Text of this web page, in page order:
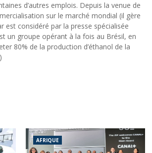
Unknown-Jul 01 2026
Economie hôtelière : la connectivité comme
Unknown-Jun 27 2026
Pays du Golfe : nouveau paradigme,
Unknown-Jun 22 2026
Neutralité carbone : les "Iles Vanille"
Course à l'IA : Meta envisage une importante
Banques centrales : indépendantes jusqu'où ?
Unknown-Jun 02 2026
VTC : Yango Group veut accélérer en Afrique
d’autres emplois. Depuis la venue de
sur le marché mondial (il gère
est considéré par la presse spécialisée
un groupe opérant à la fois au Brésil, en
80% de la production d’éthanol de la
AFRIQUE